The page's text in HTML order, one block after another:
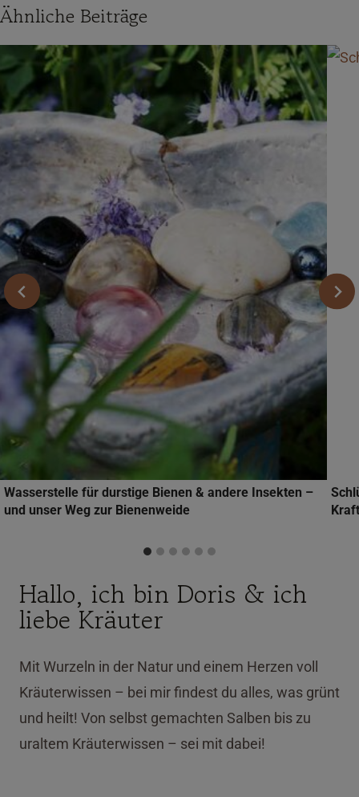
Ähnliche Beiträge
Wasserstelle für durstige Bienen & andere Insekten –
und unser Weg zur Bienenweide
Hallo, ich bin Doris & ich
liebe Kräuter
Mit Wurzeln in der Natur und einem Herzen voll
Kräuterwissen – bei mir findest du alles, was grünt
und heilt! Von selbst gemachten Salben bis zu
uraltem Kräuterwissen – sei mit dabei!